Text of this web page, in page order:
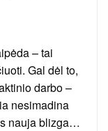
– tai
Gal dėl to,
darbo –
nesimadina
nauja blizga…